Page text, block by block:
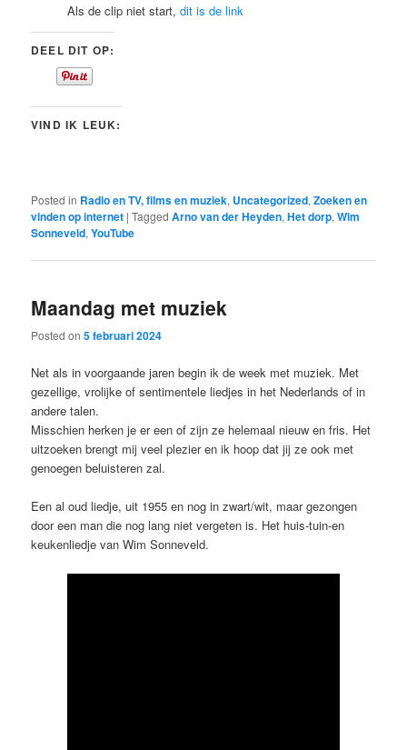
Als de clip niet start,dit is de link
DEEL DIT OP:
VIND IK LEUK:
Posted in Radio en TV, films en muziek, Uncategorized,Zoeken en
vinden op internet |Tagged Arno van der Heyden,Het dorp,Wim
Sonneveld,YouTube
Maandag met muziek
Posted on5 februari 2024
Net als in voorgaande jaren begin ik de week met muziek. Met
gezellige, vrolijke of sentimentele liedjes in het Nederlands of in
andere talen.
Misschien herken je er een of zijn ze helemaal nieuw en fris. Het
uitzoeken brengt mij veel plezier en ik hoop dat jij ze ook met
genoegen beluisteren zal.
Een al oud liedje, uit 1955 en nog in zwart/wit, maar gezongen
door een man die nog lang niet vergeten is. Het huis-tuin-en
keukenliedje van Wim Sonneveld.